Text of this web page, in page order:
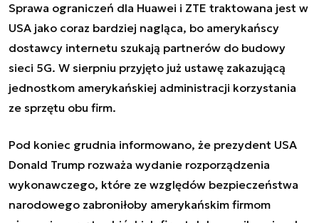
Sprawa ograniczeń dla Huawei i ZTE traktowana jest w
USA jako coraz bardziej nagląca, bo amerykańscy
dostawcy internetu szukają partnerów do budowy
sieci 5G. W sierpniu przyjęto już ustawę zakazującą
jednostkom amerykańskiej administracji korzystania
ze sprzętu obu firm.
Pod koniec grudnia informowano, że prezydent USA
Donald Trump rozważa wydanie rozporządzenia
wykonawczego, które ze względów bezpieczeństwa
narodowego zabroniłoby amerykańskim firmom